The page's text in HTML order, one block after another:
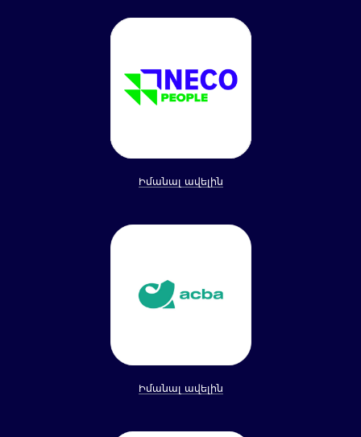
Իմանալ ավելին
Իմանալ ավելին